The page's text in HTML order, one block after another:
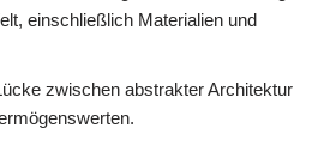
einschließlich Materialien und
zwischen abstrakter Architektur